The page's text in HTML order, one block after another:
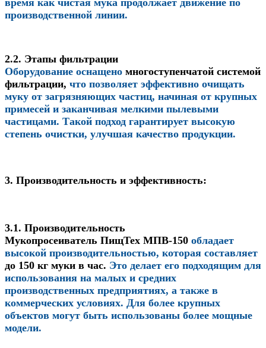
время как чистая мука продолжает движение по
производственной линии.
2.2. Этапы фильтрации
Оборудование оснащено многоступенчатой системой
фильтрации, что позволяет эффективно очищать
муку от загрязняющих частиц, начиная от крупных
примесей и заканчивая мелкими пылевыми
частицами. Такой подход гарантирует высокую
степень очистки, улучшая качество продукции.
3. Производительность и эффективность:
3.1. Производительность
Мукопросеиватель ПищТех МПВ-150 обладает
высокой производительностью, которая составляет
до 150 кг муки в час. Это делает его подходящим для
использования на малых и средних
производственных предприятиях, а также в
коммерческих условиях. Для более крупных
объектов могут быть использованы более мощные
модели.